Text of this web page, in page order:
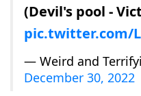
(Devil's pool -
pic.twitter.com/
— Weird and
December 30, 2022